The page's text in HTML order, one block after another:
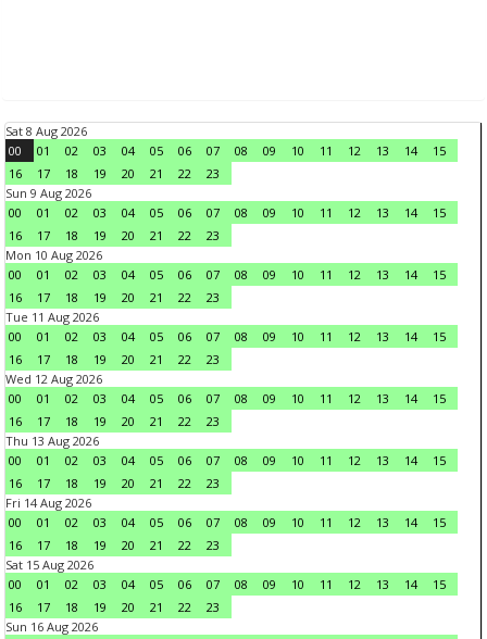
Sat 8 Aug 2026
00
01 02 03 04 05 06 07 08 09 10 11 12 13 14
15
16
17 18 19 20 21 22
23
Sun 9 Aug 2026
00
01 02 03 04 05 06 07 08 09 10 11 12 13 14
15
16
17 18 19 20 21 22
23
Mon 10 Aug 2026
00
01 02 03 04 05 06 07 08 09 10 11 12 13 14
15
16
17 18 19 20 21 22
23
Tue 11 Aug 2026
00
01 02 03 04 05 06 07 08 09 10 11 12 13 14
15
16
17 18 19 20 21 22
23
Wed 12 Aug 2026
00
01 02 03 04 05 06 07 08 09 10 11 12 13 14
15
16
17 18 19 20 21 22
23
Thu 13 Aug 2026
00
01 02 03 04 05 06 07 08 09 10 11 12 13 14
15
16
17 18 19 20 21 22
23
Fri 14 Aug 2026
00
01 02 03 04 05 06 07 08 09 10 11 12 13 14
15
16
17 18 19 20 21 22
23
Sat 15 Aug 2026
00
01 02 03 04 05 06 07 08 09 10 11 12 13 14
15
16
17 18 19 20 21 22
23
Sun 16 Aug 2026